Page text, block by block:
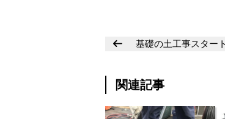
基礎の土工事スター
関連記事